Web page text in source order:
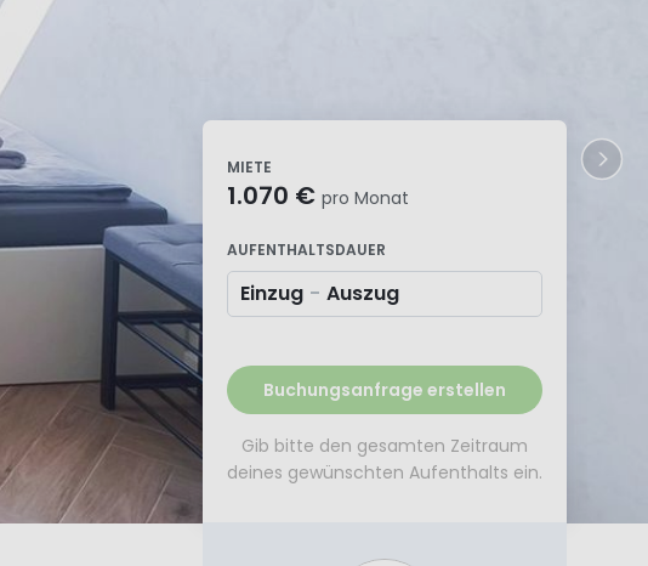
MIETE
1.070 € pro Monat
AUFENTHALTSDAUER
Einzug - Auszug
Buchungsanfrage erstellen
Gib bitte den gesamten Zeitraum
deines gewünschten Aufenthalts ein.